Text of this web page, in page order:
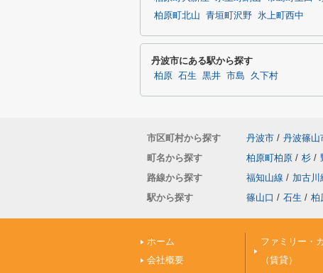
柏原町北山
青垣町沢野 氷上町西中
丹波市にある駅から探す
柏原 石生 黒井 市島 久下村
市区町村から探す 丹波市 / 丹波篠山
町名から探す
柏原町柏原 / 杉 /
路線から探す
福知山線 / 加古川
駅から探す
篠山口 / 石生 / 柏
ホーム
会社概要
ファミリー・
（賃貸）